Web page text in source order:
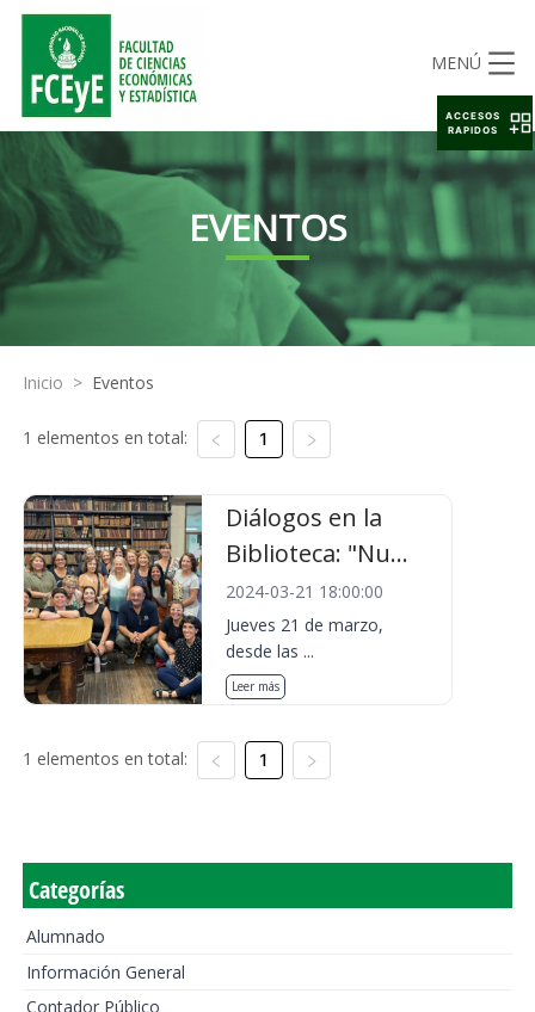
MENÚ
EVENTOS
Inicio > Eventos
1 elementos en total: 1
Diálogos en la
Biblioteca: "Nu...
2024-03-21 18:00:00
Jueves 21 de marzo,
desde las ...
Leer más
1 elementos en total: 1
Categorías
Alumnado
Información General
Contador Público
ACCESOS
RAPIDOS